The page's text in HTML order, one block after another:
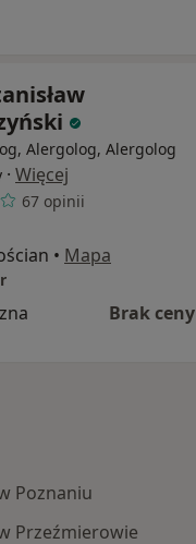
Alergolog, Alergolog
· Więcej
67 opinii
• Mapa
Brak ceny
Poznaniu
Przeźmierowie